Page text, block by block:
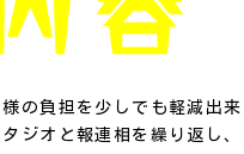
の負担を少しでも軽減出来
ジオと報連相を繰り返し、